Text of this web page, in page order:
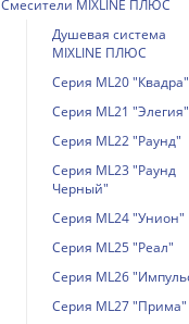
Смесители MIXLINE ПЛЮС
Душевая система
MIXLINE ПЛЮС
Серия ML20 "Квадра"
Серия ML21 "Элегия"
Серия ML22 "Раунд"
Серия ML23 "Раунд
Черный"
Серия ML24 "Унион"
Серия ML25 "Реал"
Серия ML26
Серия ML27 "Прима"